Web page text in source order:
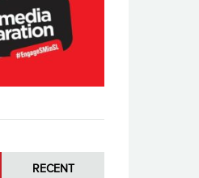
RECENT